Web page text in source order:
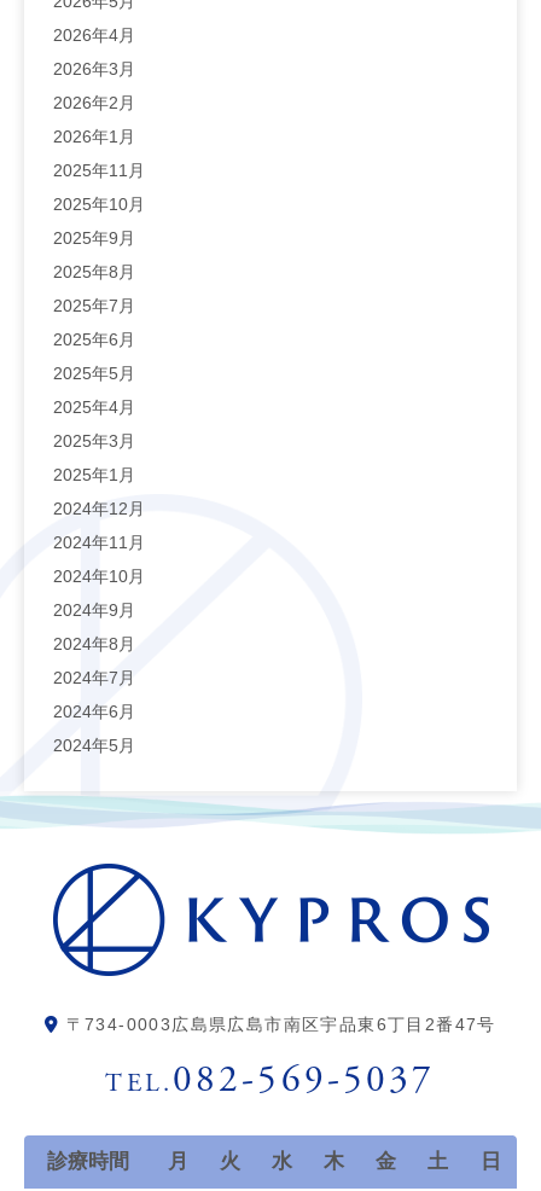
2026年4月
2026年3月
2026年2月
2026年1月
2025年11月
2025年10月
2025年9月
2025年8月
2025年7月
2025年6月
2025年5月
2025年4月
2025年3月
2025年1月
2024年12月
2024年11月
2024年10月
2024年9月
2024年8月
2024年7月
2024年6月
2024年5月
〒734-0003広島県広島市南区宇品東6丁目2番47号
TEL.082-569-5037
診療時間 月 火 水 木 金 土 日